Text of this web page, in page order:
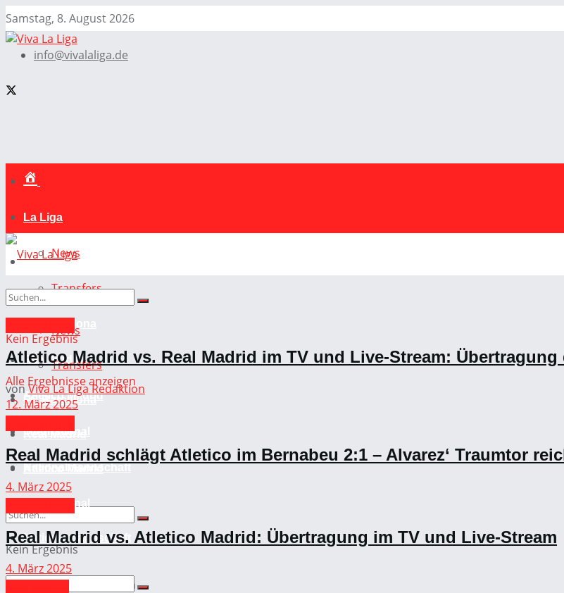
Samstag, 8. August 2026
info@vivalaliga.de
La Liga
News
Transfers
Real Madrid
Atletico Madrid
International
Nationalmannschaft
Kein Ergebnis
Alle Ergebnisse anzeigen
La Liga
News
Transfers
FC Barcelona
Real Madrid
Nationalmannschaft
Kein Ergebnis
Alle Ergebnisse anzeigen
Atletico Madrid vs. Real Madrid im TV und Live-Stream:
von Viva La Liga Redaktion
12. März 2025
Real Madrid schlägt Atletico im Bernabeu 2:1 – Alvarez‘ Traumtor
4. März 2025
Real Madrid vs. Atletico Madrid: Übertragung im TV und Live-Stream
4. März 2025